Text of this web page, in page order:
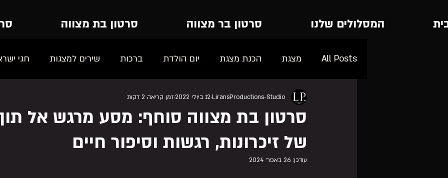
המסלולים שלנו סרטון בר מצווה סרטון בת מצווה
All Posts מצגת הכנת מצגת יום הולדת ברכות שירים למצגות חגי
בת מצווה
סרטון בת מצווה סוחף: מסע מרגש אל
של זיכרונות, רגשות וסיפור חיים
LiransProductions-Studio 12 ביולי 2022 זמן קריאה 2 דקות
עודכן: 26 באפר׳ 2024